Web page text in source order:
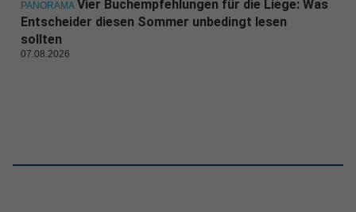
PANORAMA Vier Buchempfehlungen für die Liege: Was
Entscheider diesen Sommer unbedingt lesen
sollten
07.08.2026